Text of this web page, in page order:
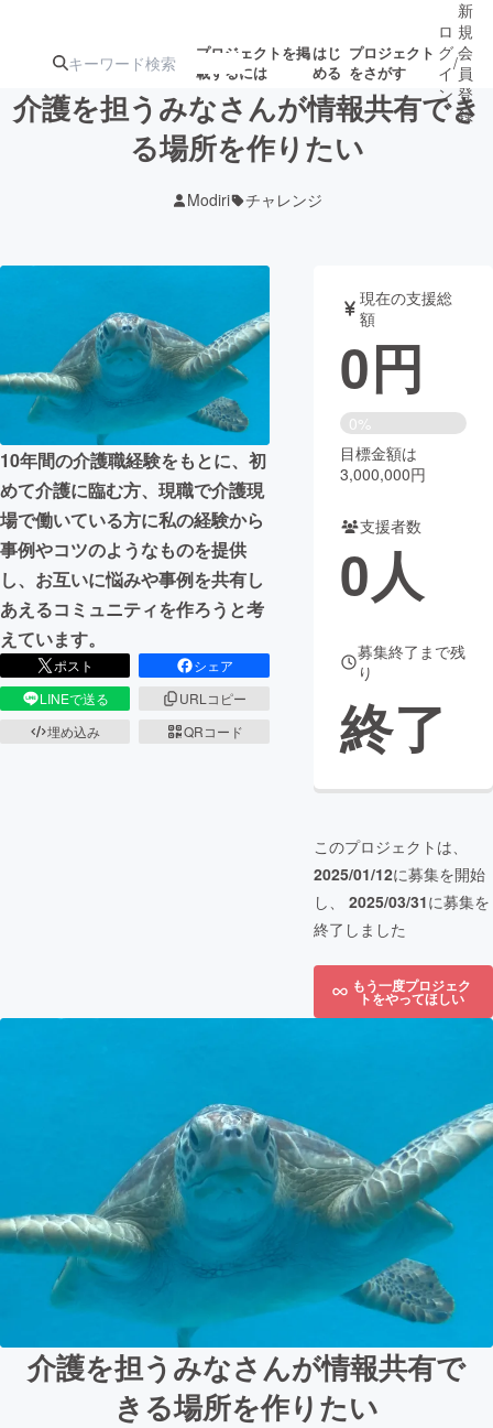
プロジェクトを掲
載するには
はじ
める
プロジェクト
をさがす
ジェクト
ロジェクト
音楽
テクノロジー・ガジェット ゲーム・サ
映像・映画 書籍・雑誌
ビジネス・起業 チャレンジ
まちづくり・地域活性化
CAMPFIRE for Social Good
CAMPFIRE Creation
CAMPFIREふるさと納税
ロ
グ
イ
ン
/
新
規
会
員
登
録
介護を担うみなさんが情報共有でき
る場所を作りたい
Modiri チャレンジ
10年間の介護職経験をもとに、初
めて介護に臨む方、現職で介護現
場で働いている方に私の経験から
事例やコツのようなものを提供
し、お互いに悩みや事例を共有し
あえるコミュニティを作ろうと考
えています。
ポスト
シェア
LINEで送る
URLコピー
埋め込み
QRコード
現在の支援総
額
0円
0%
目標金額は
3,000,000円
支援者数
0人
募集終了まで残
り
終了
このプロジェクトは、
2025/01/12に募集を開始
し、 2025/03/31に募集を
終了しました
もう一度プロジェク
トをやってほしい
介護を担うみなさんが情報共有で
きる場所を作りたい